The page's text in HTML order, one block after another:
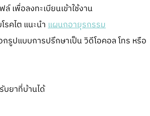
ล์ เพื่อลงทะเบียนเข้าใช้งาน
คไต แนะนำแผนกอายุรกรรม
รูปแบบการปรึกษาเป็น วิดีโอคอล โทร หรือ
ยาที่บ้านได้